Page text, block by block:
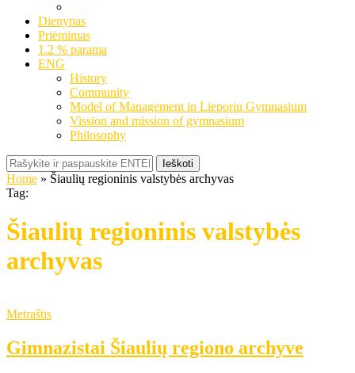
Dienynas
Priėmimas
1.2 % parama
ENG
History
Community
Model of Management in Lieporiu Gymnasium
Vission and mission of gymnasium
Philosophy
Ieškoti
Home » Šiaulių regioninis valstybės archyvas
Tag:
Šiaulių regioninis valstybės
archyvas
Metraštis
Gimnazistai Šiaulių regiono archyve